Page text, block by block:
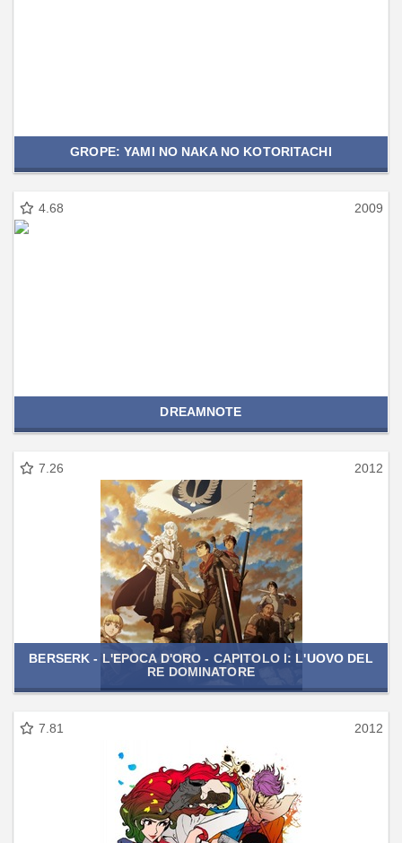
GROPE: YAMI NO NAKA NO KOTORITACHI
4.68 2009
DREAMNOTE
7.26 2012
BERSERK - L'EPOCA D'ORO - CAPITOLO I: L'UOVO DEL
RE DOMINATORE
7.81 2012